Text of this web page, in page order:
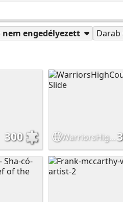
nem engedélyezett
Darab
300 WarriorsHighCountry Slide